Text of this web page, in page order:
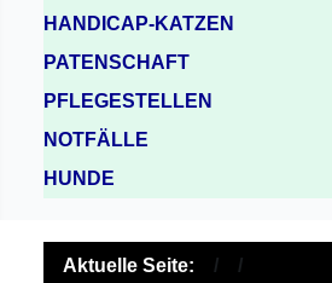
HANDICAP-KATZEN
PATENSCHAFT
PFLEGESTELLEN
NOTFÄLLE
HUNDE
Aktuelle Seite: